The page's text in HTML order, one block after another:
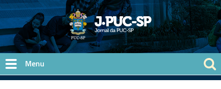
Pular para o conteúdo principal